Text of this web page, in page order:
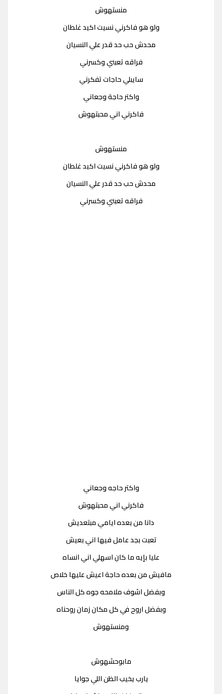
منستهوش
ولو هو فاكرني نسيت اكيد غلطان
محدش حب حد قدر علي النسيان
فراقه تعبني وكسرني
سايبلي حاجات تفكرني
واكتر حاجة وجعاني
فاكرني اني محبتهوش
منستهوش
ولو هو فاكرني نسيت اكيد غلطان
محدش حب حد قدر علي النسيان
فراقه تعبني وكسرني
واكتر حاجه وجعاني
فاكرني اني محبتهوش
دانا من بعده ايامي مبتعديش
تعبت بجد عامل فيها اني بعيش
عليا بإيه ما كان اسهلي اني انساه
مافيش من بعده حاجة اعيش عليها خلاص
وبفضل اشوف ملامحه جوه كل الناس
وبفضل اروح في كل مكان زمان روحناه
ومنستهوش
مابوحشهوش
يارب يخيب الظن اللي جوايا